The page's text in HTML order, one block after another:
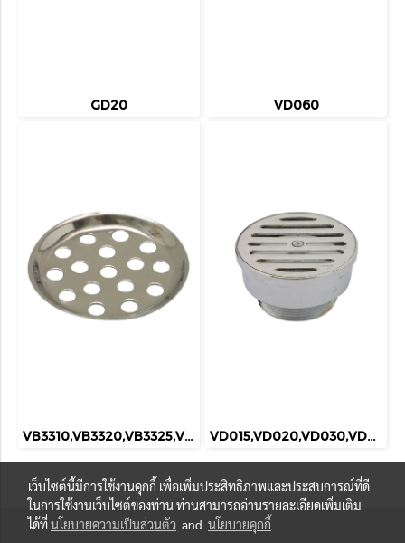
GD20 VD060
VB3310,VB3320,VB3325,VB3330,VB3340 VD015,VD020,VD030,VD040
เว็บไซต์นี้มีการใช้งานคุกกี้ เพื่อเพิ่มประสิทธิภาพและประสบการณ์ที่ดี
ในการใช้งานเว็บไซต์ของท่าน ท่านสามารถอ่านรายละเอียดเพิ่มเติม
ได้ที่นโยบายความเป็นส่วนตัว and นโยบายคุกกี้